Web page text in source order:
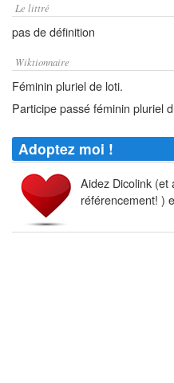
Le littré
pas de définition
Wiktionnaire
Féminin pluriel de loti.
Participe passé féminin pluriel
Adoptez moi !
Aidez Dicolink (et
référencement! )